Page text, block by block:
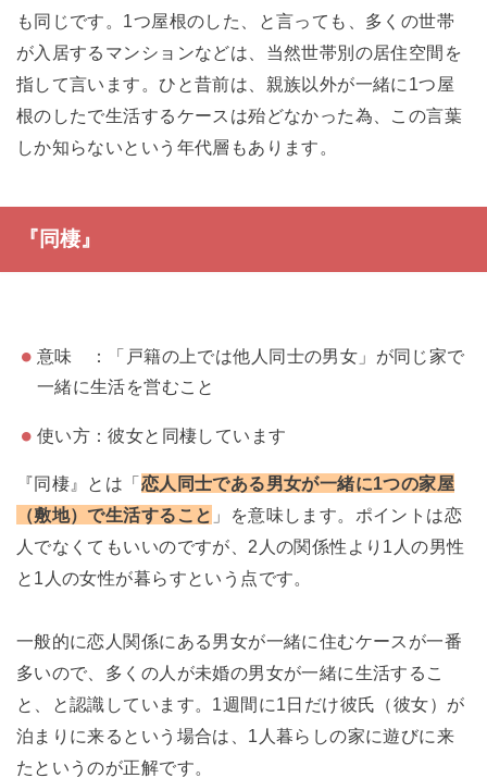
も同じです。1つ屋根のした、と言っても、多くの世帯
が入居するマンションなどは、当然世帯別の居住空間を
指して言います。ひと昔前は、親族以外が一緒に1つ屋
根のしたで生活するケースは殆どなかった為、この言葉
しか知らないという年代層もあります。
『同棲』
意味 ：「戸籍の上では他人同士の男女」が同じ家で
一緒に生活を営むこと
使い方：彼女と同棲しています
『同棲』とは「恋人同士である男女が一緒に1つの家屋
（敷地）で生活すること 」を意味します。ポイントは恋
人でなくてもいいのですが、2人の関係性より1人の男性
と1人の女性が暮らすという点です。
一般的に恋人関係にある男女が一緒に住むケースが一番
多いので、多くの人が未婚の男女が一緒に生活するこ
と、と認識しています。1週間に1日だけ彼氏（彼女）が
泊まりに来るという場合は、1人暮らしの家に遊びに来
たというのが正解です。